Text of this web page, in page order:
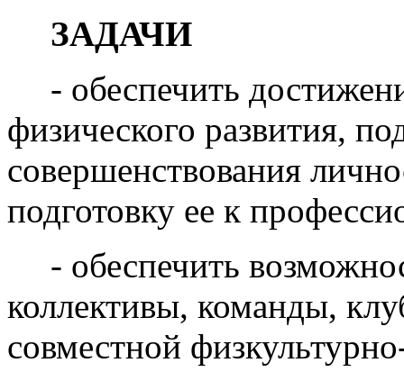
ЗАДАЧИ
- обеспечить
физического развития,
совершенствования
подготовку ее к
- обеспечить
коллективы, команды,
совместной